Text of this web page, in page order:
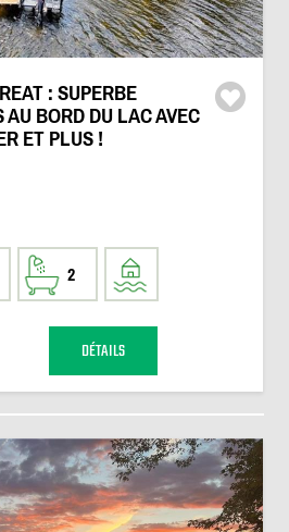
: SUPERBE
BORD DU LAC AVEC
ET PLUS !
2
DÉTAILS